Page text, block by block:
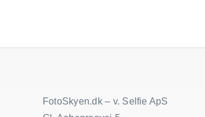
FotoSkyen.dk – v. Selfie ApS